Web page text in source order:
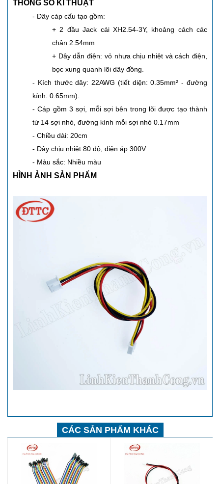
THÔNG SỐ KĨ THUẬT
- Dây cáp cấu tạo gồm:
+ 2 đầu Jack cái XH2.54-3Y, khoảng cách các
chân 2.54mm
+ Dây dẫn điện: vỏ nhựa chịu nhiệt và cách điện,
bọc xung quanh lõi dây đồng.
- Kích thước dây: 22AWG (tiết diện: 0.35mm² - đường
kính: 0.65mm).
- Cáp gồm 3 sợi, mỗi sợi bên trong lõi được tạo thành
từ 14 sợi nhỏ, đường kính mỗi sợi nhỏ 0.17mm
- Chiều dài: 20cm
- Dây chịu nhiệt 80 độ, điện áp 300V
- Màu sắc: Nhiều màu
HÌNH ẢNH SẢN PHẨM
CÁC SẢN PHẨM KHÁC